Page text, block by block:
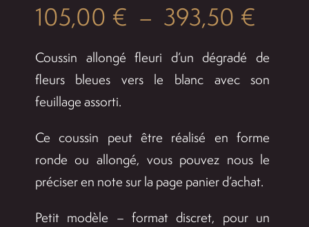
105,00 € – 393,50 €
de
prix :
à
Coussin allongé fleuri d’un dégradé de
fleurs bleues vers le blanc avec son
feuillage assorti.
Ce coussin peut être réalisé en forme
ronde ou allongé, vous pouvez nous le
préciser en note sur la page panier d’achat.
Petit modèle – format discret, pour un